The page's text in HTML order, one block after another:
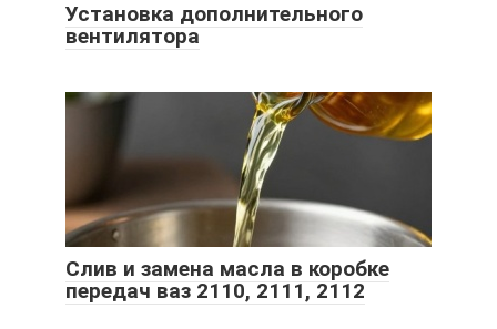
Установка дополнительного
вентилятора
Слив и замена масла в коробке
передач ваз 2110, 2111, 2112